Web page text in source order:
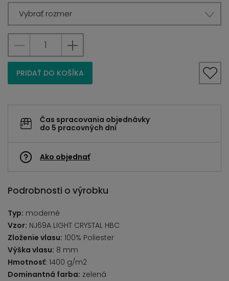
Vybrať rozmer
PRIDAŤ DO KOŠÍKA
Čas spracovania objednávky
do 5 pracovných dní
Ako objednať
Podrobnosti o výrobku
Typ: moderné
Vzor: NJ69A LIGHT CRYSTAL HBC
Zloženie vlasu: 100% Poliester
Výška vlasu: 8 mm
Hmotnosť: 1400 g/m2
Dominantná farba: zelená